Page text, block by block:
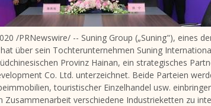
/PRNewswire/ -- Suning Group („Suning"), eines
über sein Tochterunternehmen Suning
Provinz Hainan, ein strategisches
Co. Ltd. unterzeichnet. Beide Parteien
touristischer Einzelhandel usw.
verschiedene Industrieketten zu